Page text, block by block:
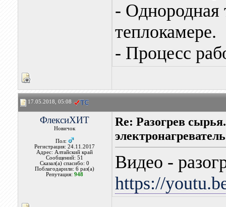
- Однородная
теплокамере.
- Процесс
17.05.2018, 05:08
ФлексиХИТ
Новичок
Пол:
Регистрация: 24.11.2017
Адрес: Алтайский край
Сообщений: 51
Сказал(а) спасибо: 0
Поблагодарили: 6 раз(а)
Репутация:948
Re: Разогрев
Видео -
https://